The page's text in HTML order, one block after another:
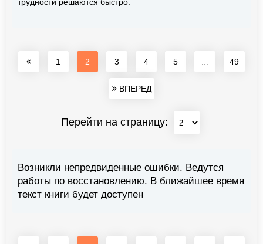
1 2 3 4 5 49
ВПЕРЕД
Перейти на страницу:
Возникли непредвиденные ошибки. Ведутся
работы по восстановлению. В ближайшее время
текст книги будет доступен